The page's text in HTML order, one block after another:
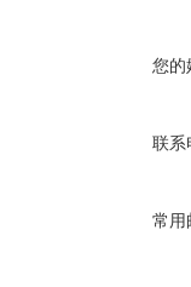
您的
联系
常用